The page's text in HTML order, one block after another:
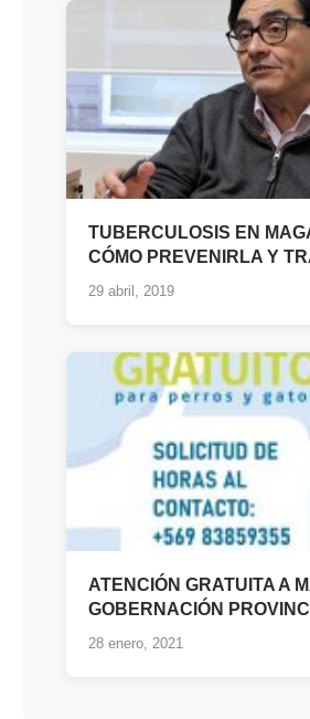
TUBERCULOSIS EN
CÓMO PREVENIRLA Y
29 abril, 2019
ATENCIÓN GRATUITA A
GOBERNACIÓN
28 enero, 2021